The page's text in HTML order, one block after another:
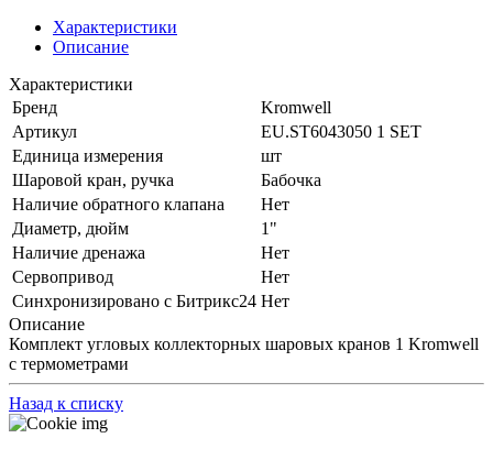
Характеристики
Описание
Характеристики
Бренд
Kromwell
Артикул
EU.ST6043050 1 SET
Единица измерения
шт
Шаровой кран, ручка
Бабочка
Наличие обратного клапана
Нет
Диаметр, дюйм
1"
Наличие дренажа
Нет
Сервопривод
Нет
Синхронизировано с Битрикс24 Нет
Описание
Комплект угловых коллекторных шаровых кранов 1 Kromwell
с термометрами
Назад к списку